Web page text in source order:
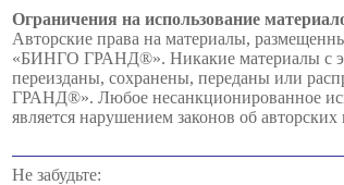
Ограничения на использование
Авторские права на материалы,
«БИНГО ГРАНД®». Никакие материалы с
переизданы, сохранены, переданы или
ГРАНД®». Любое несанкционированное
является нарушением законов об
Не забудьте: